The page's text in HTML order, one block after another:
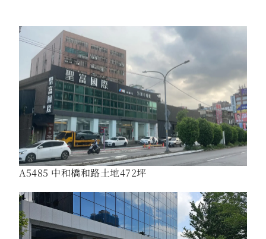
A5485 中和橋和路土地472坪